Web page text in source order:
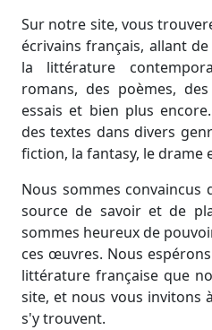
Sur notre site, vous
écrivains français, allant
la littérature
romans, des poèmes,
essais et bien plus
des textes dans divers
fiction, la fantasy, le drame
Nous sommes
source de savoir et de
sommes heureux de
ces œuvres. Nous
littérature française que
site, et nous vous invitons
s'y trouvent.